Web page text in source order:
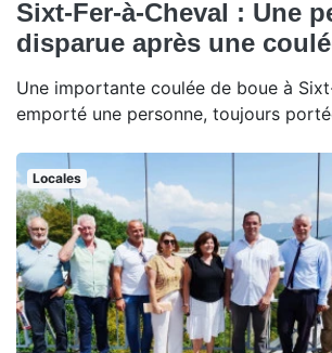
Sixt-Fer-à-Cheval : Une
disparue après une
Une importante coulée de boue à
emporté une personne, toujours
Locales